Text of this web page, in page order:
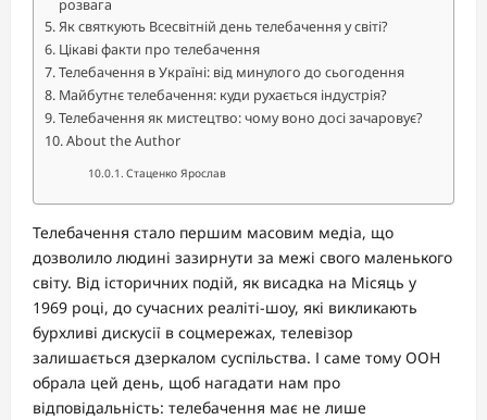
Як святкують Всесвітній день телебачення у світі?
Цікаві факти про телебачення
Телебачення в Україні: від минулого до сьогодення
Майбутнє телебачення: куди рухається індустрія?
Телебачення як мистецтво: чому воно досі зачаровує?
About the Author
Стаценко Ярослав
Телебачення стало першим масовим медіа, що
дозволило людині зазирнути за межі свого маленького
світу. Від історичних подій, як висадка на Місяць у
1969 році, до сучасних реаліті-шоу, які викликають
бурхливі дискусії в соцмережах, телевізор
залишається дзеркалом суспільства. І саме тому ООН
обрала цей день, щоб нагадати нам про
відповідальність: телебачення має не лише